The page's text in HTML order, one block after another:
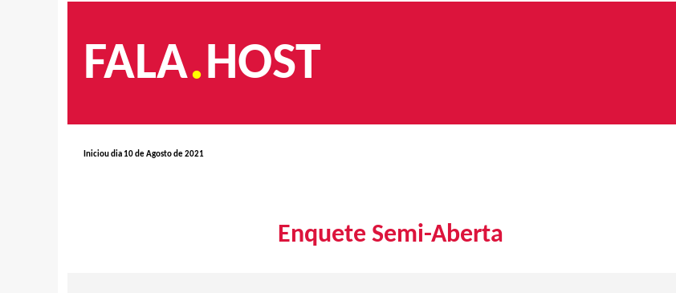
FALA.HOST
Iniciou dia 10 de Agosto de 2021
Enquete Semi-Aberta